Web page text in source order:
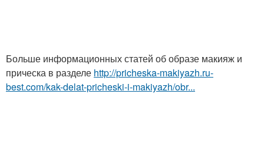
Больше информационных статей об образе макияж и
прическа в разделе http://pricheska-makiyazh.ru-
best.com/kak-delat-pricheski-i-makiyazh/obr...